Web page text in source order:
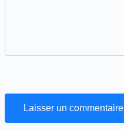
Laisser un commentaire